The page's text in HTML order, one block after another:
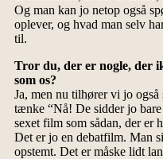
Og man kan jo netop også
oplever, og hvad man selv
til.
Tror du, der er nogle, der
som os?
Ja, men nu tilhører vi jo
tænke “Nå! De sidder jo
sexet film som sådan, der er
Det er jo en debatfilm. Man
opstemt. Det er måske lidt